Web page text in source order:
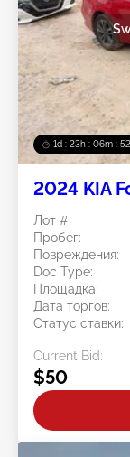
1d : 23h : 06m :
2024 KIA
Лот #:
Пробег:
Повреждения:
Doc Type:
Площадка:
Дата торгов:
Статус ставки:
Current Bid:
$50